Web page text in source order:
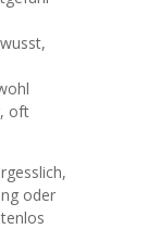
oft
oder